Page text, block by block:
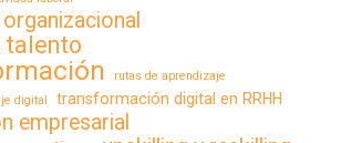
talento
rutas de aprendizaje
digital
transformación digital en RRHH
empresarial